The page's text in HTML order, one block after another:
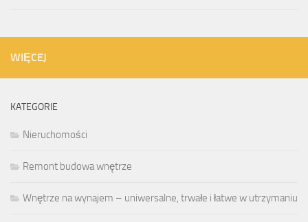
WIĘCEJ
KATEGORIE
Nieruchomości
Remont budowa wnętrze
Wnętrze na wynajem – uniwersalne, trwałe i łatwe w utrzymaniu